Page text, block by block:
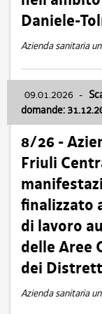
Daniele-
Azienda sanitaria
09.01.2026 -
domande:
8/26 -
Friuli
finalizzato
di lavoro
delle Aree
dei
Azienda sanitaria